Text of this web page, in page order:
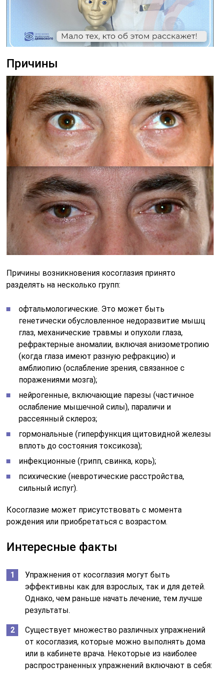
Причины
Причины возникновения косоглазия принято
разделять на несколько групп:
офтальмологические. Это может быть
генетически обусловленное недоразвитие мышц
глаз, механические травмы и опухоли глаза,
рефрактерные аномалии, включая анизометропию
(когда глаза имеют разную рефракцию) и
амблиопию (ослабление зрения, связанное с
поражениями мозга);
нейрогенные, включающие парезы (частичное
ослабление мышечной силы), параличи и
рассеянный склероз;
гормональные (гиперфункция щитовидной железы
вплоть до состояния токсикоза);
инфекционные (грипп, свинка, корь);
психические (невротические расстройства,
сильный испуг).
Косоглазие может присутствовать с момента
рождения или приобретаться с возрастом.
Интересные факты
Упражнения от косоглазия могут быть
эффективны как для взрослых, так и для детей.
Однако, чем раньше начать лечение, тем лучше
результаты.
Существует множество различных упражнений
от косоглазия, которые можно выполнять дома
или в кабинете врача. Некоторые из наиболее
распространенных упражнений включают в себя: